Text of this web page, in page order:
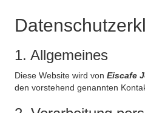
1. Allgemeines
Diese Website wird von Eiscafe
den vorstehend genannten